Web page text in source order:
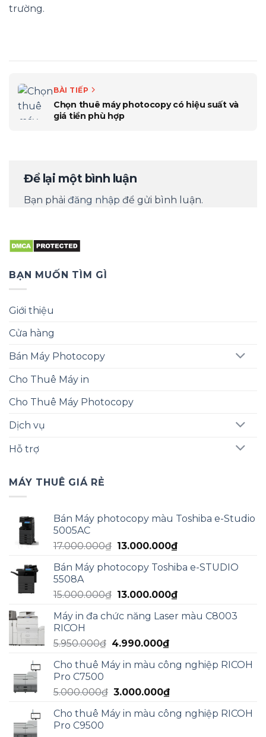
trường.
BÀI TIẾP
Chọn thuê máy photocopy có hiệu suất và
giá tiền phù hợp
Để lại một bình luận
Bạn phải đăng nhập để gửi bình luận.
BẠN MUỐN TÌM GÌ
Giới thiệu
Cửa hàng
Bán Máy Photocopy
Cho Thuê Máy in
Cho Thuê Máy Photocopy
Dịch vụ
Hỗ trợ
MÁY THUÊ GIÁ RẺ
Bán Máy photocopy màu Toshiba e-Studio
5005AC
17.000.000₫ Giá
là:
13.000.000₫Giá
tại
13.000.000₫.
Bán Máy photocopy Toshiba e-STUDIO
5508A
15.000.000₫ Giá
là:
13.000.000₫Giá
tại
Máy in đa chức năng Laser màu C8003
RICOH
5.950.000₫ Giá
là:
4.990.000₫Giá
tại
4.990.000₫.
Cho thuê Máy in màu công nghiệp RICOH
Pro C7500
5.000.000₫ Giá
là:
3.000.000₫Giá
tại
Cho thuê Máy in màu công nghiệp RICOH
Pro C9500